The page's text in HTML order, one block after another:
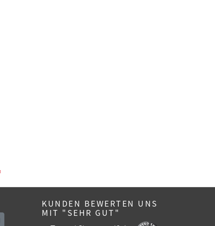
KUNDEN BEWERTEN UNS
MIT "SEHR GUT"